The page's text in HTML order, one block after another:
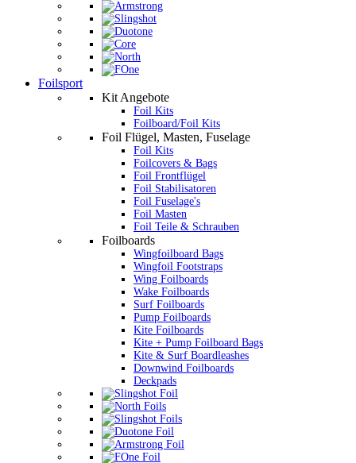
Foilsport
Kit Angebote
Foil Kits
Foilboard/Foil Kits
Foil Flügel, Masten, Fuselage
Foil Kits
Foilcovers & Bags
Foil Frontflügel
Foil Stabilisatoren
Foil Fuselage's
Foil Masten
Foil Teile & Schrauben
Foilboards
Wingfoilboard Bags
Wingfoil Footstraps
Wing Foilboards
Wake Foilboards
Surf Foilboards
Pump Foilboards
Kite Foilboards
Kite + Pump Foilboard Bags
Kite & Surf Boardleashes
Downwind Foilboards
Deckpads